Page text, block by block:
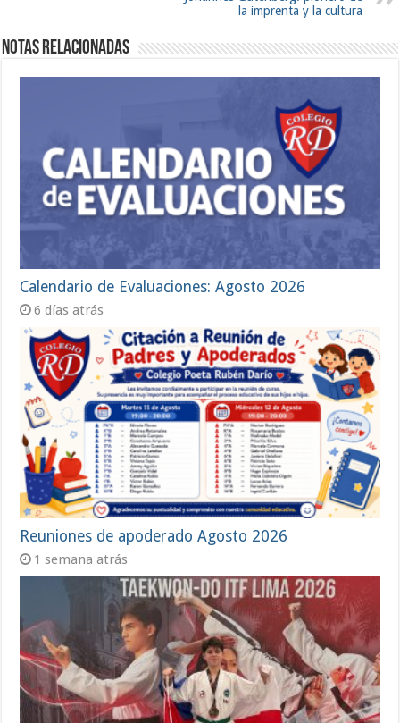
la imprenta y la cultura
Notas Relacionadas
Calendario de Evaluaciones: Agosto 2026
6 días atrás
Reuniones de apoderado Agosto 2026
1 semana atrás